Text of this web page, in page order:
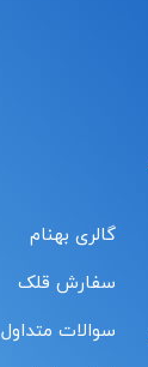
گالری بهنام
سفارش قلک
سوالات متداول